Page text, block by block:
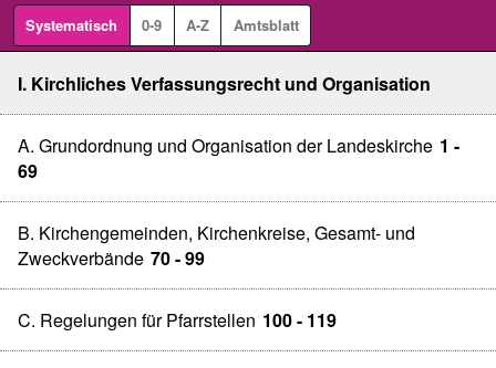
Systematisch 0-9 A-Z Amtsblatt
I. Kirchliches Verfassungsrecht und Organisation
A. Grundordnung und Organisation der Landeskirche 1 -
69
B. Kirchengemeinden, Kirchenkreise, Gesamt- und
Zweckverbände 70 - 99
C. Regelungen für Pfarrstellen 100 - 119